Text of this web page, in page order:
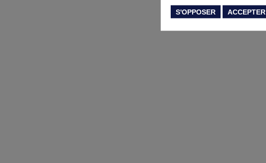
S'OPPOSER ACCEPTER